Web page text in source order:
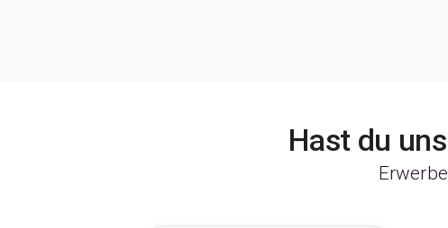
Hast du